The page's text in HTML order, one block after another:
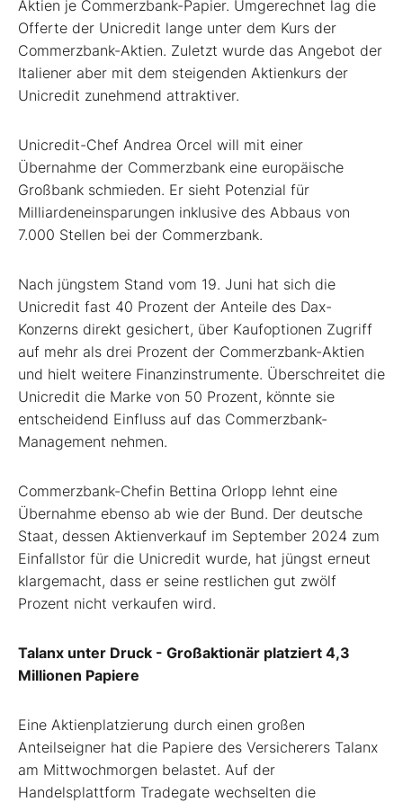
Aktien je Commerzbank-Papier. Umgerechnet lag die
Offerte der Unicredit lange unter dem Kurs der
Commerzbank-Aktien. Zuletzt wurde das Angebot der
Italiener aber mit dem steigenden Aktienkurs der
Unicredit zunehmend attraktiver.
Unicredit-Chef Andrea Orcel will mit einer
Übernahme der Commerzbank eine europäische
Großbank schmieden. Er sieht Potenzial für
Milliardeneinsparungen inklusive des Abbaus von
7.000 Stellen bei der Commerzbank.
Nach jüngstem Stand vom 19. Juni hat sich die
Unicredit fast 40 Prozent der Anteile des Dax-
Konzerns direkt gesichert, über Kaufoptionen Zugriff
auf mehr als drei Prozent der Commerzbank-Aktien
und hielt weitere Finanzinstrumente. Überschreitet die
Unicredit die Marke von 50 Prozent, könnte sie
entscheidend Einfluss auf das Commerzbank-
Management nehmen.
Commerzbank-Chefin Bettina Orlopp lehnt eine
Übernahme ebenso ab wie der Bund. Der deutsche
Staat, dessen Aktienverkauf im September 2024 zum
Einfallstor für die Unicredit wurde, hat jüngst erneut
klargemacht, dass er seine restlichen gut zwölf
Prozent nicht verkaufen wird.
Talanx unter Druck - Großaktionär platziert 4,3
Millionen Papiere
Eine Aktienplatzierung durch einen großen
Anteilseigner hat die Papiere des Versicherers Talanx
am Mittwochmorgen belastet. Auf der
Handelsplattform Tradegate wechselten die